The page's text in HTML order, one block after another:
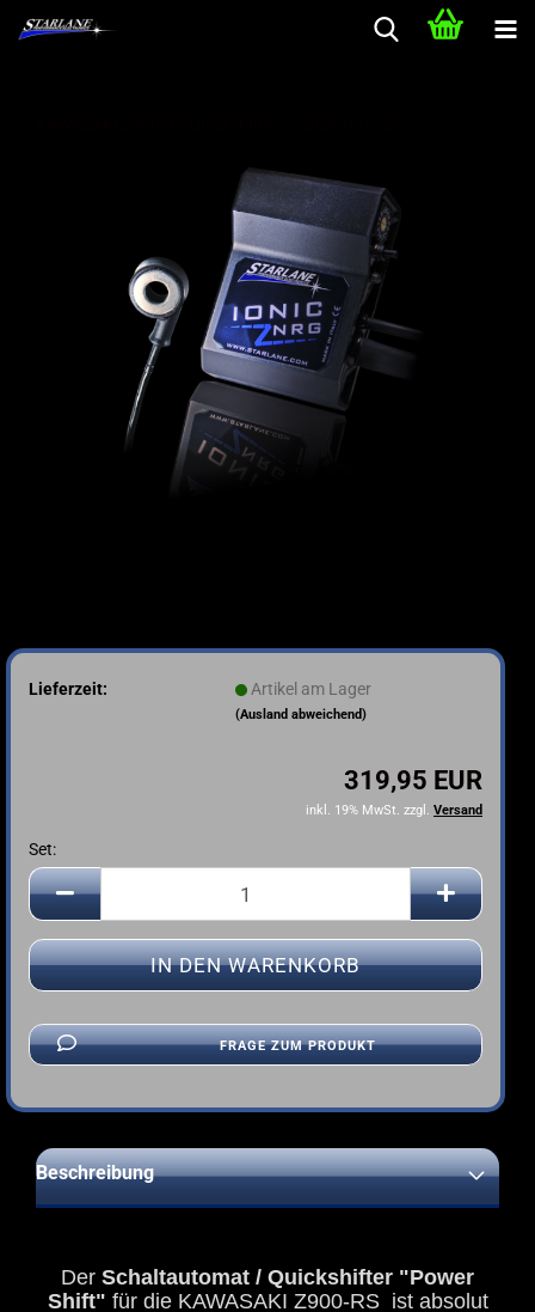
Lieferzeit: Artikel am Lager
(Ausland abweichend)
319,95 EUR
inkl. 19% MwSt. zzgl. Versand
Set:
Set
FRAGE ZUM PRODUKT
Beschreibung
Der Schaltautomat / Quickshifter "Power
Shift" für die KAWASAKI Z900-RS ist absolut